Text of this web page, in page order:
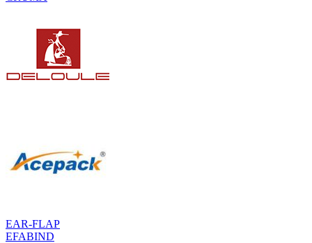
EAR-FLAP
EFABIND